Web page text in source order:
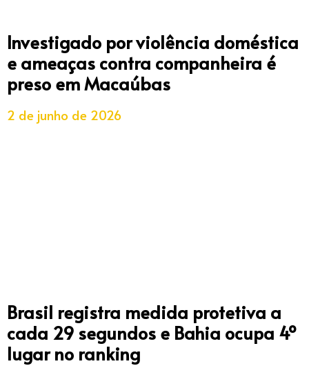
Investigado por violência doméstica
e ameaças contra companheira é
preso em Macaúbas
2 de junho de 2026
Brasil registra medida protetiva a
cada 29 segundos e Bahia ocupa 4º
lugar no ranking